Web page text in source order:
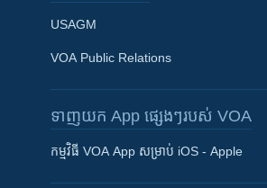
Khmer English
USAGM
VOA Public Relations
ទាញយក​ App ផ្សេងៗ​របស់​ VOA
កម្មវិធី​ VOA App សម្រាប់ iOS - Apple